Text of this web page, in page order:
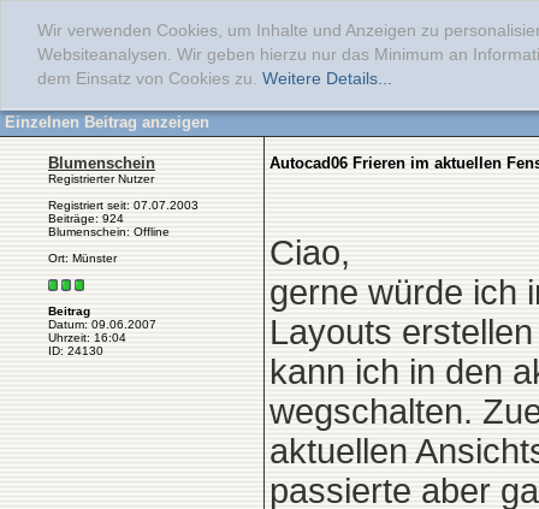
Wir verwenden Cookies, um Inhalte und Anzeigen zu
Websiteanalysen. Wir geben hierzu nur das Minimum an
dem Einsatz von Cookies zu. Weitere Details...
Einzelnen Beitrag anzeigen
Blumenschein
Registrierter Nutzer
Registriert seit: 07.07.2003
Beiträge: 924
Blumenschein: Offline
Ort: Münster
Beitrag
Datum: 09.06.2007
Uhrzeit: 16:04
ID: 24130
Autocad06 Frieren im aktuellen
Ciao,
gerne würde ich
Layouts
kann ich in den
wegschalten.
aktuellen
passierte aber